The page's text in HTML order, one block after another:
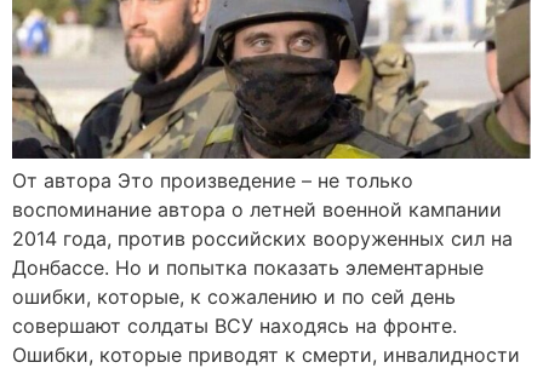
От автора Это произведение – не только
воспоминание автора о летней военной кампании
2014 года, против российских вооруженных сил на
Донбассе. Но и попытка показать элементарные
ошибки, которые, к сожалению и по сей день
совершают солдаты ВСУ находясь на фронте.
Ошибки, которые приводят к смерти, инвалидности